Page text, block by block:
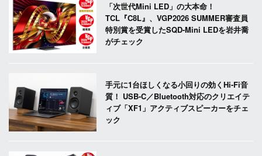
「次世代Mini LED」の大本命！
TCL『C8L』、VGP2026 SUMMER審査員
特別賞を受賞したSQD-Mini LEDを岩井喬
がチェック
手元に1台ほしくなる小回りの効くHi-Fi音
質！ USB-C／Bluetooth対応のクリエイテ
ィブ「XF1」アクティブスピーカーをチェ
ック